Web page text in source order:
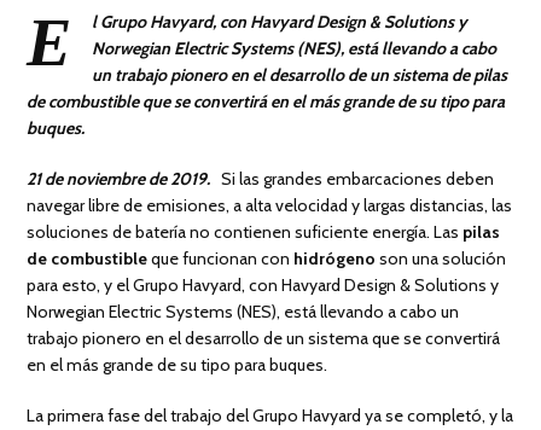
E
l Grupo Havyard, con Havyard Design & Solutions y
Norwegian Electric Systems (NES), está llevando a cabo
un trabajo pionero en el desarrollo de un sistema de pilas
de combustible que se convertirá en el más grande de su tipo para
buques.
21 de noviembre de 2019. Si las grandes embarcaciones deben
navegar libre de emisiones, a alta velocidad y largas distancias, las
soluciones de batería no contienen suficiente energía. Las pilas
de combustibleque funcionan con hidrógenoson una solución
para esto, y el Grupo Havyard, con Havyard Design & Solutions y
Norwegian Electric Systems (NES), está llevando a cabo un
trabajo pionero en el desarrollo de un sistema que se convertirá
en el más grande de su tipo para buques.
La primera fase del trabajo del Grupo Havyard ya se completó, y la